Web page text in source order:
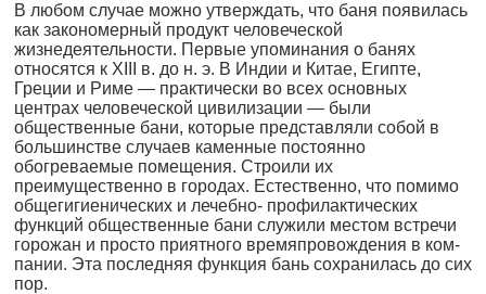
В любом случае можно утверждать, что баня появилась
как за­кономерный продукт человеческой
жизнедеятельности. Первые упоминания о банях
относятся к XIII в. до н. э. В Индии и Китае, Египте,
Греции и Риме — практически во всех основных
центрах человеческой цивилизации — были
общественные бани, которые представляли собой в
большинстве случаев каменные постоян­но
обогреваемые помещения. Строили их
преимущественно в го­родах. Естественно, что помимо
общегигиенических и лечебно- профилактических
функций общественные бани служили местом встречи
горожан и просто приятного времяпровождения в ком­
пании. Эта последняя функция бань сохранилась до сих
пор.